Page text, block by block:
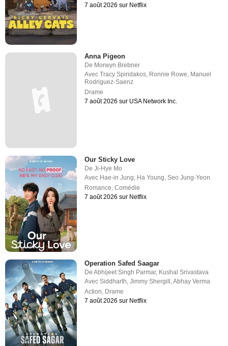
7 août 2026 sur Netflix
Anna Pigeon
De Morwyn Brebner
AvecTracy Spiridakos, Ronnie Rowe, Manuel
Rodriguez-Saenz
Drame
7 août 2026 sur USA Network Inc.
Our Sticky Love
DeJi-Hye Mo
Avec Hae-in Jung, Ha Young,Seo Jung-Yeon
Romance,Comédie
7 août 2026 sur Netflix
Operation Safed Saagar
DeAbhijeet Singh Parmar, Kushal Srivastava
AvecSiddharth ,Jimmy Shergill ,Abhay Verma
Action Drame
7 août 2026 sur Netflix